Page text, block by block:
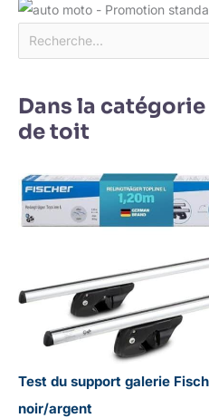
Dans la
de toit
Test du support galerie
noir/argent